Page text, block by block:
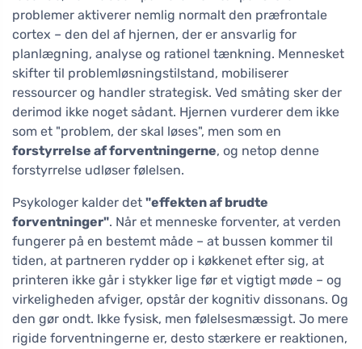
problemer aktiverer nemlig normalt den præfrontale
cortex – den del af hjernen, der er ansvarlig for
planlægning, analyse og rationel tænkning. Mennesket
skifter til problemløsningstilstand, mobiliserer
ressourcer og handler strategisk. Ved småting sker der
derimod ikke noget sådant. Hjernen vurderer dem ikke
som et "problem, der skal løses", men som en
forstyrrelse af forventningerne, og netop denne
forstyrrelse udløser følelsen.
Psykologer kalder det "effekten af brudte
forventninger". Når et menneske forventer, at verden
fungerer på en bestemt måde – at bussen kommer til
tiden, at partneren rydder op i køkkenet efter sig, at
printeren ikke går i stykker lige før et vigtigt møde – og
virkeligheden afviger, opstår der kognitiv dissonans. Og
den gør ondt. Ikke fysisk, men følelsesmæssigt. Jo mere
rigide forventningerne er, desto stærkere er reaktionen,